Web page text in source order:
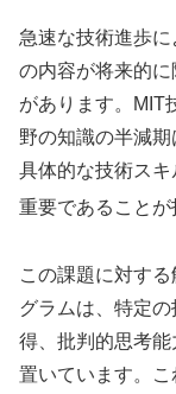
急速な技術進歩
の内容が将来的
があります。MIT
野の知識の半減期
具体的な技術ス
重要であること
この課題に対す
グラムは、特定
得、批判的思考
置いています。